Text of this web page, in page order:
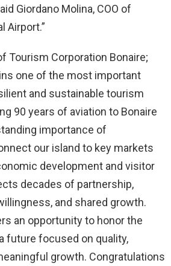
Giordano Molina, COO of
Airport.”
Tourism Corporation Bonaire;
one of the most important
and sustainable tourism
90 years of aviation to Bonaire
importance of
our island to key markets
development and visitor
decades of partnership,
and shared growth.
an opportunity to honor the
future focused on quality,
growth. Congratulations